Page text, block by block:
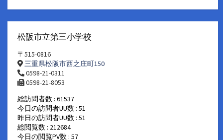
松阪市立第三小学校
〒515-0816
三重県松阪市西之庄町150
0598-21-0311
0598-21-8053
総訪問者数 : 61537
今日の訪問者UU数 : 51
昨日の訪問者UU数 : 51
総閲覧数 : 212684
今日の閲覧PV数 : 57